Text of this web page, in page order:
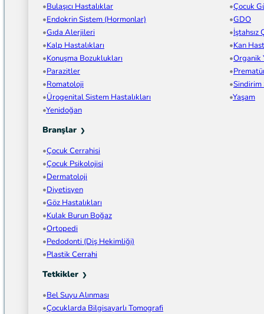
Bulaşıcı Hastalıklar
Çocuk
Endokrin Sistem (Hormonlar)
GDO
Gıda Alerjileri
İştahsız
Kalp Hastalıkları
Kan
Konuşma Bozuklukları
Organik
Parazitler
Romatoloji
Sindirim
Ürogenital Sistem Hastalıkları
Yaşam
Yenidoğan
Branşlar
Çocuk Cerrahisi
Çocuk Psikolojisi
Dermatoloji
Diyetisyen
Göz Hastalıkları
Kulak Burun Boğaz
Ortopedi
Pedodonti (Diş Hekimliği)
Plastik Cerrahi
Tetkikler
Bel Suyu Alınması
Çocuklarda Bilgisayarlı Tomografi